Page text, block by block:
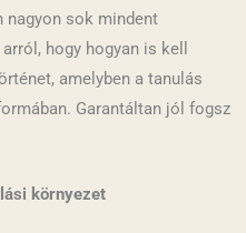
nagyon sok mindent
hogy hogyan is kell
amelyben a tanulás
Garantáltan jól fogsz
környezet